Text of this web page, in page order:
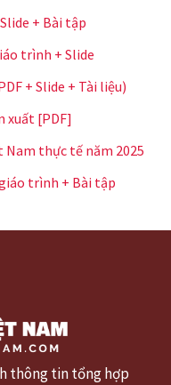
+ Bài tập
trình + Slide
+ Slide + Tài liệu)
xuất [PDF]
Nam thực tế năm 2025
trình + Bài tập
thông tin tổng hợp